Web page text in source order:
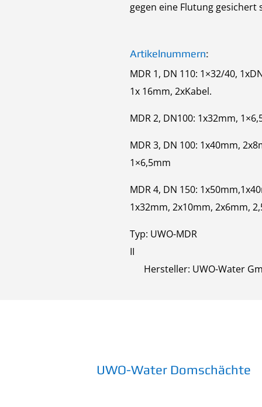
gegen eine Flutung gesichert
Artikelnummern:
MDR 1, DN 110: 1×32/40,
1x 16mm, 2xKabel.
MDR 2, DN100: 1x32mm,
MDR 3, DN 100: 1x40mm,
1×6,5mm
MDR 4, DN 150:
1x32mm, 2x10mm, 2x6mm,
Typ: UWO-MDR
Hersteller: UWO-Water
UWO-Water Domschächte